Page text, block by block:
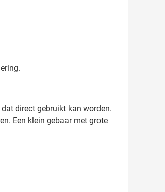
direct gebruikt kan worden.
Een klein gebaar met grote